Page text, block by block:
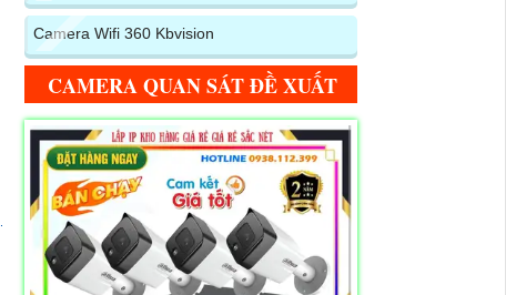
Camera Wifi 360 Kbvision
CAMERA QUAN SÁT ĐỀ XUẤT